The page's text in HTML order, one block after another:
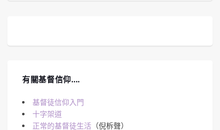
有關基督信仰….
基督徒信仰入門
十字架道
正常的基督徒生活 （倪柝聲）